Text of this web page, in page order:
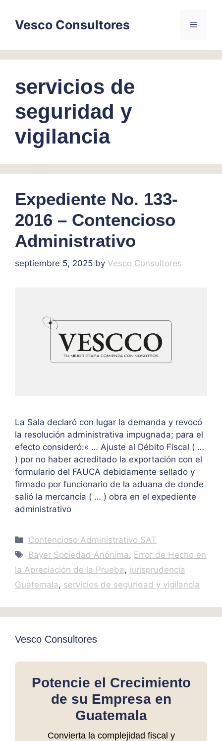
contentVesco Consultores Menu
servicios de
seguridad y
vigilancia
Expediente No. 133-
2016 – Contencioso
Administrativo
septiembre 5, 2025 by Vesco Consultores
La Sala declaró con lugar la demanda y revocó
la resolución administrativa impugnada; para el
efecto consideró:« … Ajuste al Débito Fiscal ( …
) por no haber acreditado la exportación con el
formulario del FAUCA debidamente sellado y
firmado por funcionario de la aduana de donde
salió la mercancía ( … ) obra en el expediente
administrativo
Categories
Contencioso Administrativo SAT
Tags
Bayer Sociedad Anónima, Error de Hecho en
la Apreciación de la Prueba, jurisprudencia
Guatemala, servicios de seguridad y vigilancia
Vesco Consultores
Potencie el Crecimiento
de su Empresa en
Guatemala
Convierta la complejidad fiscal y